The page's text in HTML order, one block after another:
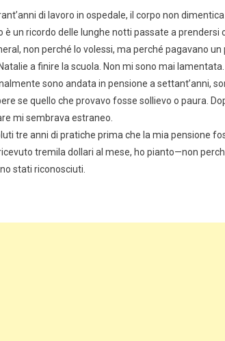
di lavoro in ospedale, il corpo non
è un ricordo delle lunghe notti passate a prendersi
non perché lo volessi, ma perché pagavano
a finire la scuola. Non mi sono mai
sono andata in pensione a settant’anni,
se quello che provavo fosse sollievo o paura.
mi sembrava estraneo.
tre anni di pratiche prima che la mia pensione
tremila dollari al mese, ho pianto—non
stati riconosciuti.